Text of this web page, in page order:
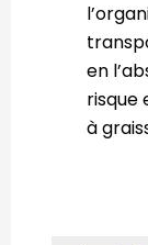
en
risque
à